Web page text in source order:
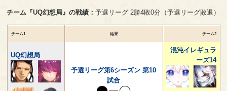
チーム『UQ幻想局』の戦績：予選リーグ 2勝4敗0分（予選リーグ敗退）
チーム1 結果 チーム2
UQ幻想局
予選リーグ第6シーズン 第10
試合
混沌イレギュラ
ーズ14